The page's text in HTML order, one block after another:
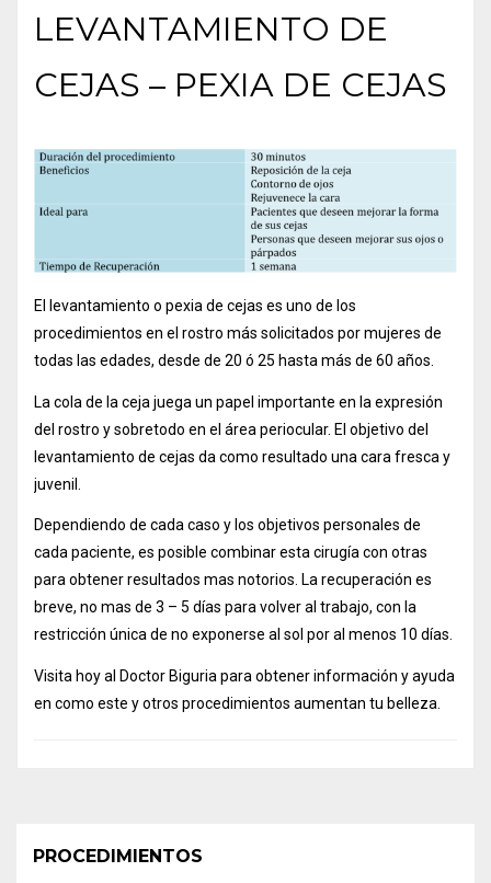
LEVANTAMIENTO DE
CEJAS – PEXIA DE CEJAS
El levantamiento o pexia de cejas es uno de los
procedimientos en el rostro más solicitados por mujeres de
todas las edades, desde de 20 ó 25 hasta más de 60 años.
La cola de la ceja juega un papel importante en la expresión
del rostro y sobretodo en el área periocular. El objetivo del
levantamiento de cejas da como resultado una cara fresca y
juvenil.
Dependiendo de cada caso y los objetivos personales de
cada paciente, es posible combinar esta cirugía con otras
para obtener resultados mas notorios. La recuperación es
breve, no mas de 3 – 5 días para volver al trabajo, con la
restricción única de no exponerse al sol por al menos 10 días.
Visita hoy al Doctor Biguria para obtener información y ayuda
en como este y otros procedimientos aumentan tu belleza.
PROCEDIMIENTOS